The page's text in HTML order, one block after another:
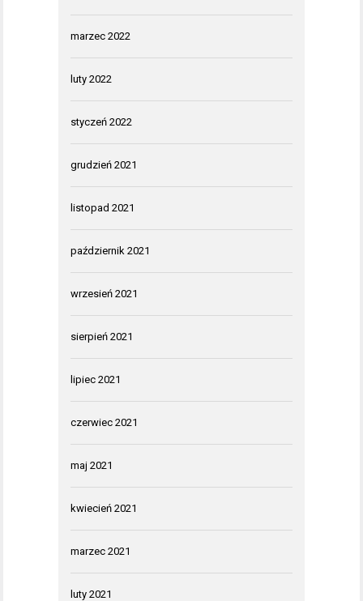
marzec 2022
luty 2022
styczeń 2022
grudzień 2021
listopad 2021
październik 2021
wrzesień 2021
sierpień 2021
lipiec 2021
czerwiec 2021
maj 2021
kwiecień 2021
marzec 2021
luty 2021